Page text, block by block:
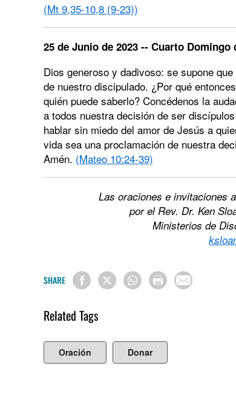
(Mt 9,35-10,8 (9-23))
25 de Junio de 2023 -- Cuarto
Dios generoso y dadivoso: se supone
de nuestro discipulado. ¿Por qué
quién puede saberlo? Concédenos la
a todos nuestra decisión de ser
hablar sin miedo del amor de Jesús a
vida sea una proclamación de nuestra
Amén. (Mateo 10:24-39)
Las oraciones e invitaciones
por el Rev. Dr. Ken
Ministerios de
SHARE
Related Tags
Oración Donar